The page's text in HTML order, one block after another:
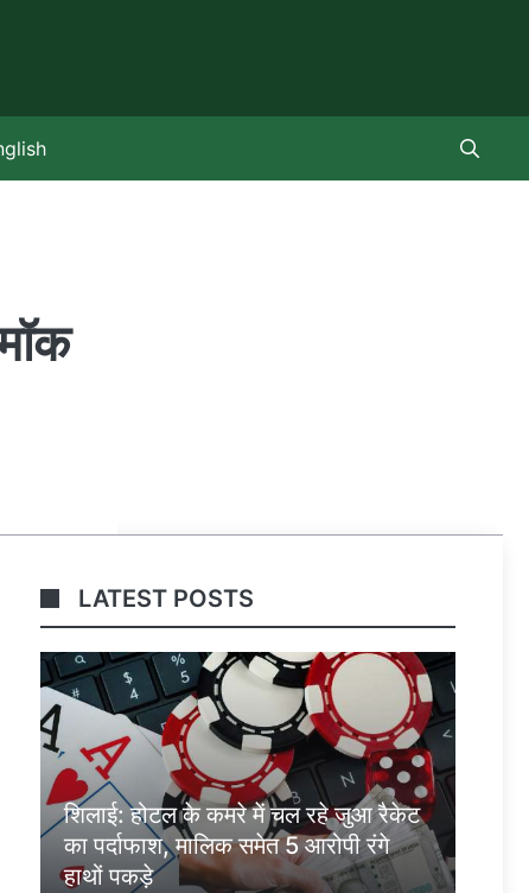
LATEST POSTS
शिलाई: होटल के कमरे में चल रहे जुआ रैकेट
का पर्दाफाश, मालिक समेत 5 आरोपी रंगे
हाथों पकड़े